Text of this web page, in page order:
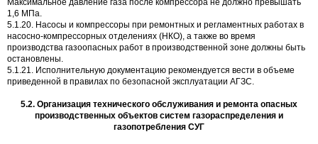
Максимальное давление газа после компрессора не должно превышать
1,6 МПа.
5.1.20. Насосы и компрессоры при ремонтных и регламентных работах в
насосно-компрессорных отделениях (НКО), а также во время
производства газоопасных работ в производственной зоне должны быть
остановлены.
5.1.21. Исполнительную документацию рекомендуется вести в объеме
приведенной в правилах по безопасной эксплуатации АГЗС.
5.2. Организация технического обслуживания и ремонта опасных
производственных объектов систем газораспределения и
газопотребления СУГ